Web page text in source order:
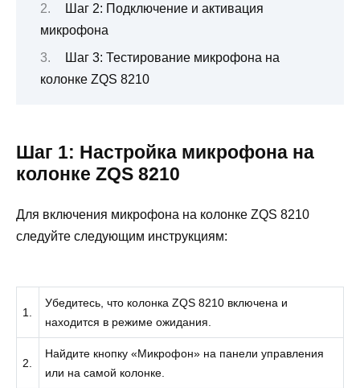
Шаг 2: Подключение и активация
микрофона
Шаг 3: Тестирование микрофона на
колонке ZQS 8210
Шаг 1: Настройка микрофона на
колонке ZQS 8210
Для включения микрофона на колонке ZQS 8210
следуйте следующим инструкциям:
1.
Убедитесь, что колонка ZQS 8210 включена и
находится в режиме ожидания.
2.
Найдите кнопку «Микрофон» на панели управления
или на самой колонке.